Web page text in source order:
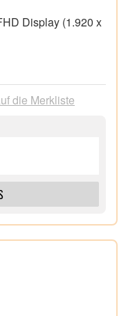
Display (1.920 x
Type-C®, 2x USB
die Merkliste